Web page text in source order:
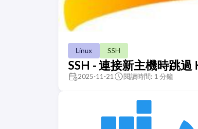
Linux SSH
SSH - 連接新主機時跳過
2025-11-21 閱讀時間: 1 分鐘